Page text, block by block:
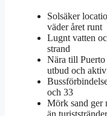
Solsäker
väder året runt
Lugnt vatten
strand
Nära till
utbud och
och 33
Mörk sand ger
än turiststränder